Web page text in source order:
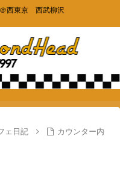
西東京 西武柳沢
ェ日記
カウンター内